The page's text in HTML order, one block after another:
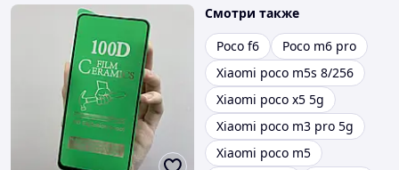
Смотри также
Poco f6
Poco m6 pro
Xiaomi poco m5s 8/256
Xiaomi poco x5 5g
Xiaomi poco m3 pro 5g
Xiaomi poco m5